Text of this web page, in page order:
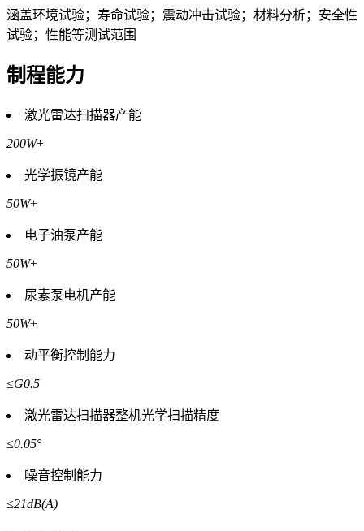
涵盖环境试验；寿命试验；震动冲击试验；材料分析；安全性
试验；性能等测试范围
制程能力
激光雷达扫描器产能
200W+
光学振镜产能
50W+
电子油泵产能
50W+
尿素泵电机产能
50W+
动平衡控制能力
≤G0.5
激光雷达扫描器整机光学扫描精度
≤0.05°
噪音控制能力
≤21dB(A)